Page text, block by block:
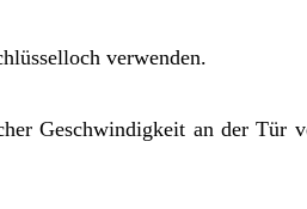
verwenden.
Geschwindigkeit an der Tür